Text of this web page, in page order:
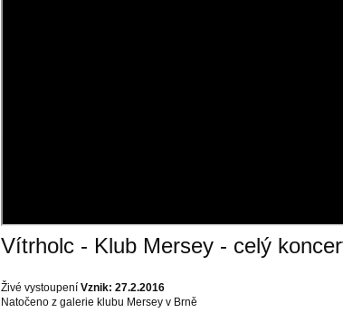
Vítrholc - Klub Mersey - celý
Živé vystoupení Vznik: 27.2.2016
Natočeno z galerie klubu Mersey v Brně